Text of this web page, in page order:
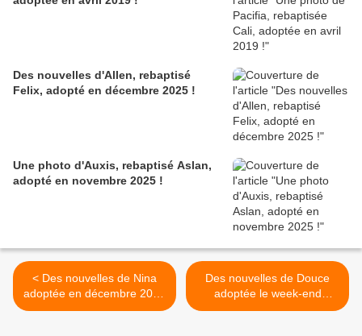
Des nouvelles d'Allen, rebaptisé
Felix, adopté en décembre 2025 !
Une photo d'Auxis, rebaptisé Aslan,
adopté en novembre 2025 !
< Des nouvelles de Nina
adoptée en décembre 2019
!
Des nouvelles de Douce
adoptée le week-end
dernier ! >